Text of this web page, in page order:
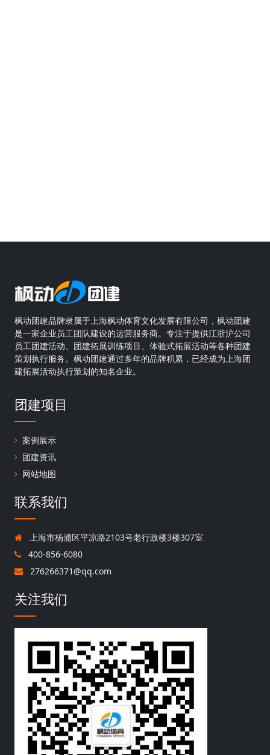
枫动团建品牌隶属于上海枫动体育文化发展有限公司，枫动团建
是一家企业员工团队建设的运营服务商。专注于提供江浙沪公司
员工团建活动、团建拓展训练项目、体验式拓展活动等各种团建
策划执行服务。枫动团建通过多年的品牌积累，已经成为上海团
建拓展活动执行策划的知名企业。
团建项目
案例展示
团建资讯
网站地图
联系我们
上海市杨浦区平凉路2103号老行政楼3楼307室
400-856-6080
276266371@qq.com
关注我们